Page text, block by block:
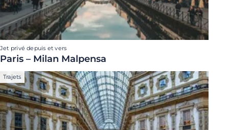
Jet privé depuis et vers
Paris – Milan Malpensa
Trajets